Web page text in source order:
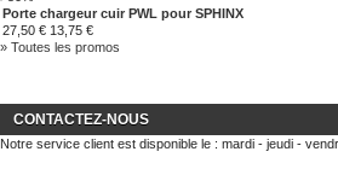
Porte chargeur cuir PWL pour SPHINX
27,50 € 13,75 €
» Toutes les promos
CONTACTEZ-NOUS
Notre service client est disponible le : mardi - jeudi -